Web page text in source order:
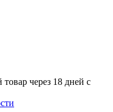
через 18 дней с